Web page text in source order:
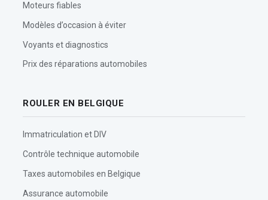
Moteurs fiables
Modèles d’occasion à éviter
Voyants et diagnostics
Prix des réparations automobiles
ROULER EN BELGIQUE
Immatriculation et DIV
Contrôle technique automobile
Taxes automobiles en Belgique
Assurance automobile